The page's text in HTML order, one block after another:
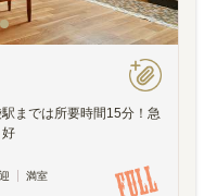
までは所要時間15分！急
満室